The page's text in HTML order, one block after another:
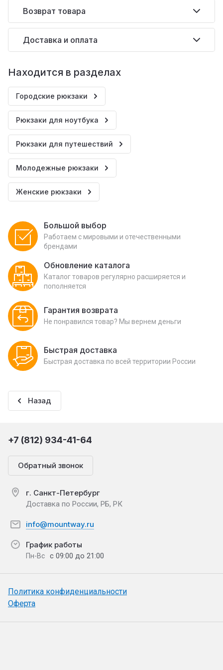
Возврат товара
Доставка и оплата
Находится в разделах
Городские рюкзаки
Рюкзаки для ноутбука
Рюкзаки для путешествий
Молодежные рюкзаки
Женские рюкзаки
Большой выбор
Работаем с мировыми и отечественными
брендами
Обновление каталога
Каталог товаров регулярно расширяется и
пополняется
Гарантия возврата
Не понравился товар? Мы вернем деньги
Быстрая доставка
Быстрая доставка по всей территории России
Назад
+7 (812) 934-41-64
Обратный звонок
г. Санкт-Петербург
Доставка по России, РБ, РК
info@mountway.ru
График работы
Пн-Вс с 09:00 до 21:00
Политика конфиденциальности
Оферта